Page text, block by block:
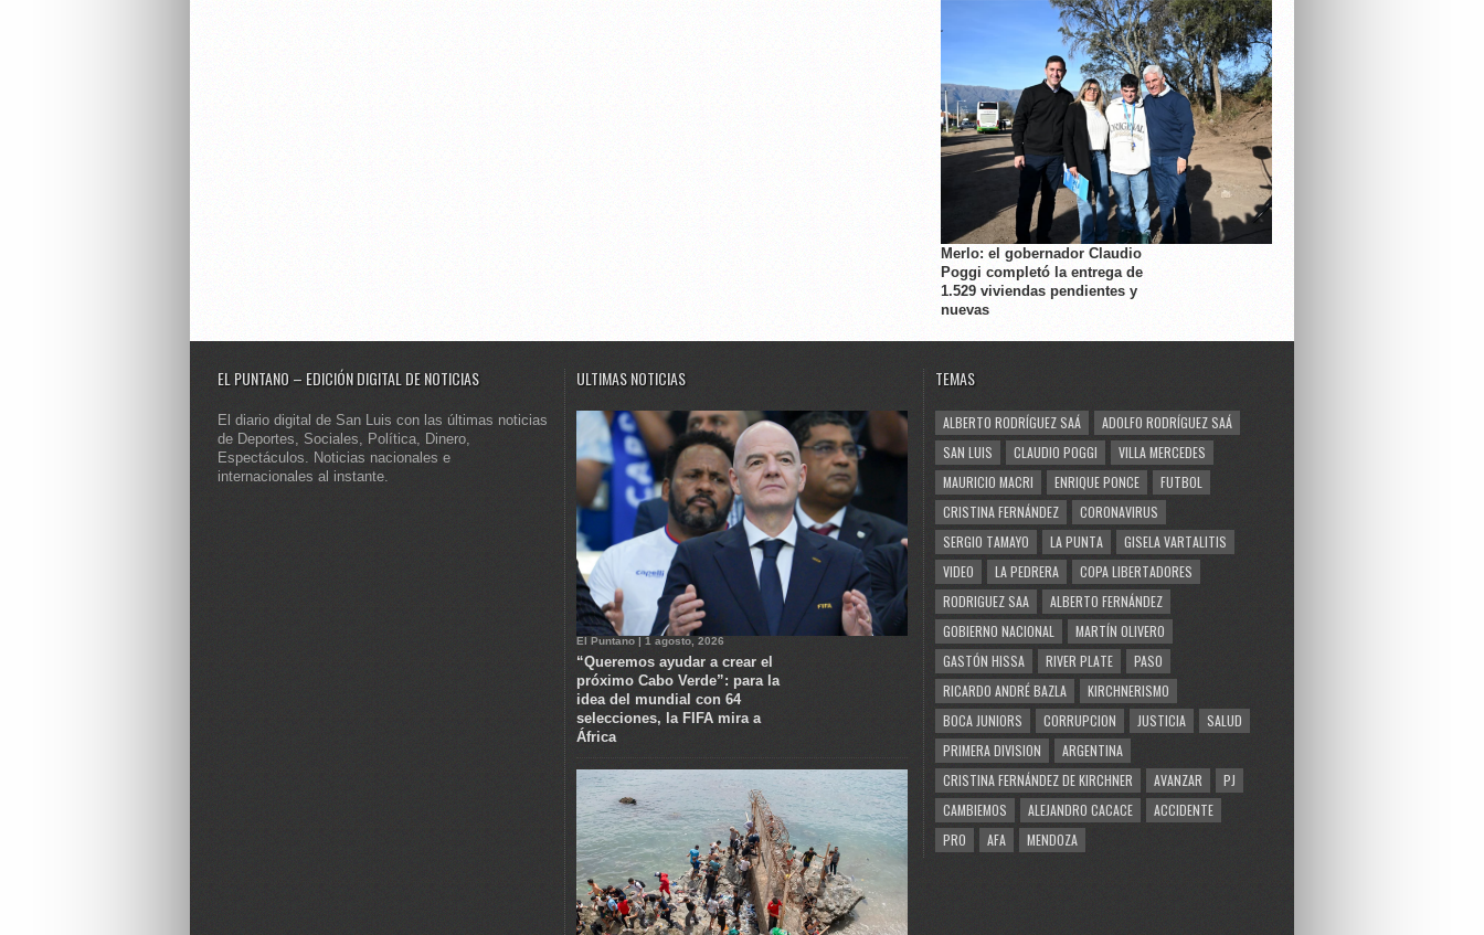
Merlo: el gobernador Claudio
Poggi completó la entrega de
1.529 viviendas pendientes y
nuevas
EL PUNTANO – EDICIÓN DIGITAL DE NOTICIAS
El diario digital de San Luis con las últimas noticias
de Deportes, Sociales, Política, Dinero,
Espectáculos. Noticias nacionales e
internacionales al instante.
ULTIMAS NOTICIAS
El Puntano | 1 agosto, 2026
“Queremos ayudar a crear el
próximo Cabo Verde”: para la
idea del mundial con 64
selecciones, la FIFA mira a
África
TEMAS
ALBERTO RODRÍGUEZ SAÁ
ADOLFO RODRÍGUEZ SAÁ
SAN LUIS
CLAUDIO POGGI
VILLA MERCEDES
MAURICIO MACRI
ENRIQUE PONCE
FUTBOL
CRISTINA FERNÁNDEZ
CORONAVIRUS
SERGIO TAMAYO
LA PUNTA
GISELA VARTALITIS
VIDEO
LA PEDRERA
COPA LIBERTADORES
RODRIGUEZ SAA
ALBERTO FERNÁNDEZ
GOBIERNO NACIONAL
MARTÍN OLIVERO
GASTÓN HISSA
RIVER PLATE
PASO
RICARDO ANDRÉ BAZLA
KIRCHNERISMO
BOCA JUNIORS
CORRUPCION JUSTICIA
SALUD
PRIMERA DIVISION
ARGENTINA
CRISTINA FERNÁNDEZ DE KIRCHNER
AVANZAR
PJ
CAMBIEMOS
ALEJANDRO CACACE
ACCIDENTE
PRO
AFA MENDOZA